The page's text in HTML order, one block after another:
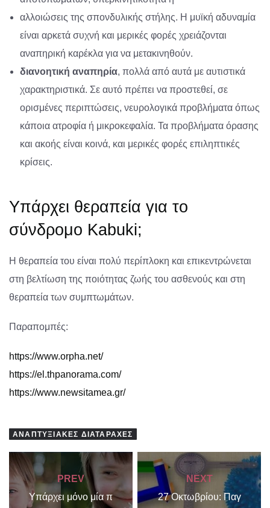
αλλοιώσεις της σπονδυλικής στήλης. Η μυϊκή αδυναμία
είναι αρκετά συχνή και μερικές φορές χρειάζονται
αναπηρική καρέκλα για να μετακινηθούν.
διανοητική αναπηρία, πολλά από αυτά με αυτιστικά
χαρακτηριστικά. Σε αυτό πρέπει να προστεθεί, σε
ορισμένες περιπτώσεις, νευρολογικά προβλήματα όπως
κάποια ατροφία ή μικροκεφαλία. Τα προβλήματα όρασης
και ακοής είναι κοινά, και μερικές φορές επιληπτικές
κρίσεις.
Υπάρχει θεραπεία για το
σύνδρομο Kabuki;
Η θεραπεία του είναι πολύ περίπλοκη και επικεντρώνεται
στη βελτίωση της ποιότητας ζωής του ασθενούς και στη
θεραπεία των συμπτωμάτων.
Παραπομπές:
https://www.orpha.net/
https://el.thpanorama.com/
https://www.newsitamea.gr/
ΑΝΑΠΤΥΞΙΑΚΈΣ ΔΙΑΤΑΡΑΧΈΣ
PREV
Υπάρχει μόνο μία π
NEXT
27 Οκτωβρίου: Παγ